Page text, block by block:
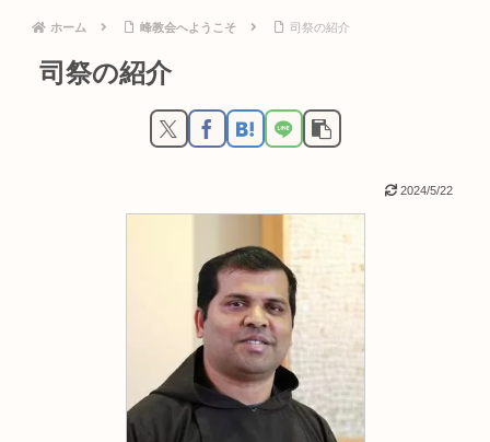
ホーム 峰教会へようこそ 司祭の紹介
司祭の紹介
2024/5/22